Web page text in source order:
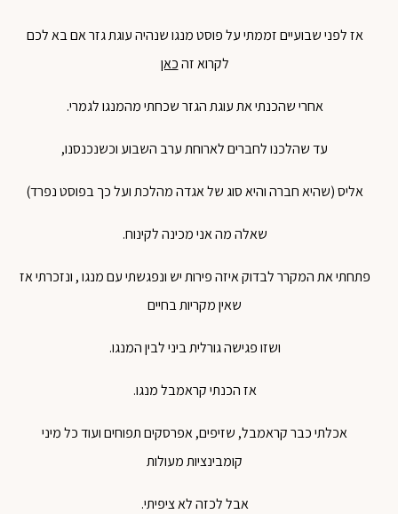
אז לפני שבועיים זממתי על פוסט מנגו שנהיה עוגת גזר אם בא לכם
לקרוא זהכאן
אחרי שהכנתי את עוגת הגזר שכחתי מהמנגו לגמרי.
עד שהלכנו לחברים לארוחת ערב השבוע וכשנכנסנו,
אליס (שהיא חברה והיא סוג של אגדה מהלכת ועל כך בפוסט נפרד)
שאלה מה אני מכינה לקינוח.
פתחתי את המקרר לבדוק איזה פירות יש ונפגשתי עם מנגו , ונזכרתי אז
שאין מקריות בחיים
ושזו פגישה גורלית ביני לבין המנגו.
אז הכנתי קראמבל מנגו.
אכלתי כבר קראמבל, שזיפים, אפרסקים תפוחים ועוד כל מיני
קומבינציות מעולות
אבל לכזה לא ציפיתי.